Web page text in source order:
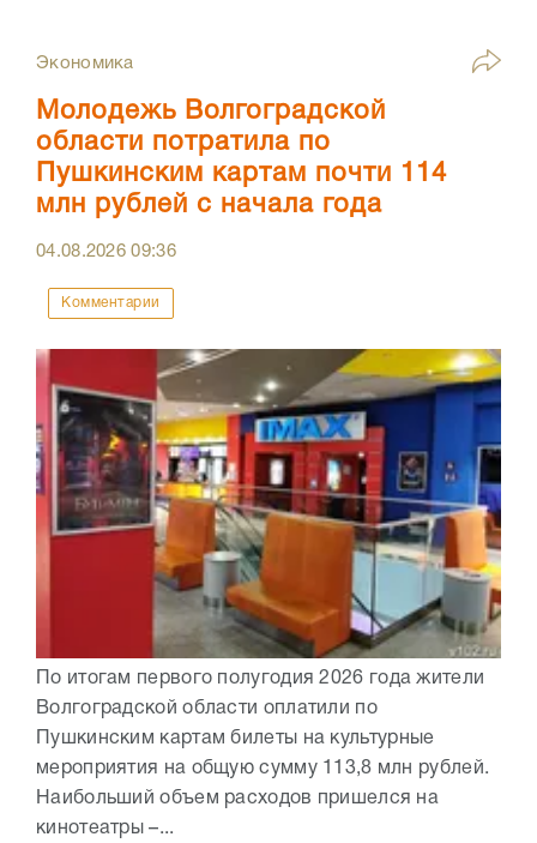
Экономика
Молодежь Волгоградской
области потратила по
Пушкинским картам почти 114
млн рублей с начала года
04.08.202609:36
Комментарии
По итогам первого полугодия 2026 года жители
Волгоградской области оплатили по
Пушкинским картам билеты на культурные
мероприятия на общую сумму 113,8 млн рублей.
Наибольший объем расходов пришелся на
кинотеатры –...